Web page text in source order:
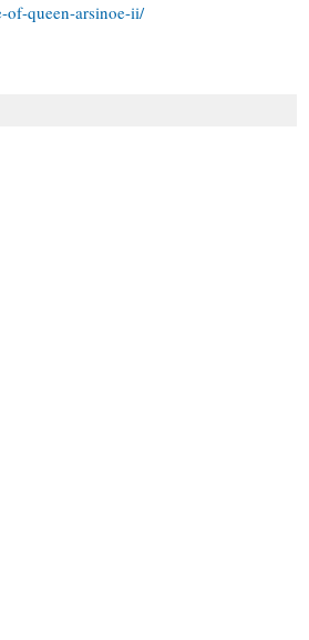
of-queen-arsinoe-ii/